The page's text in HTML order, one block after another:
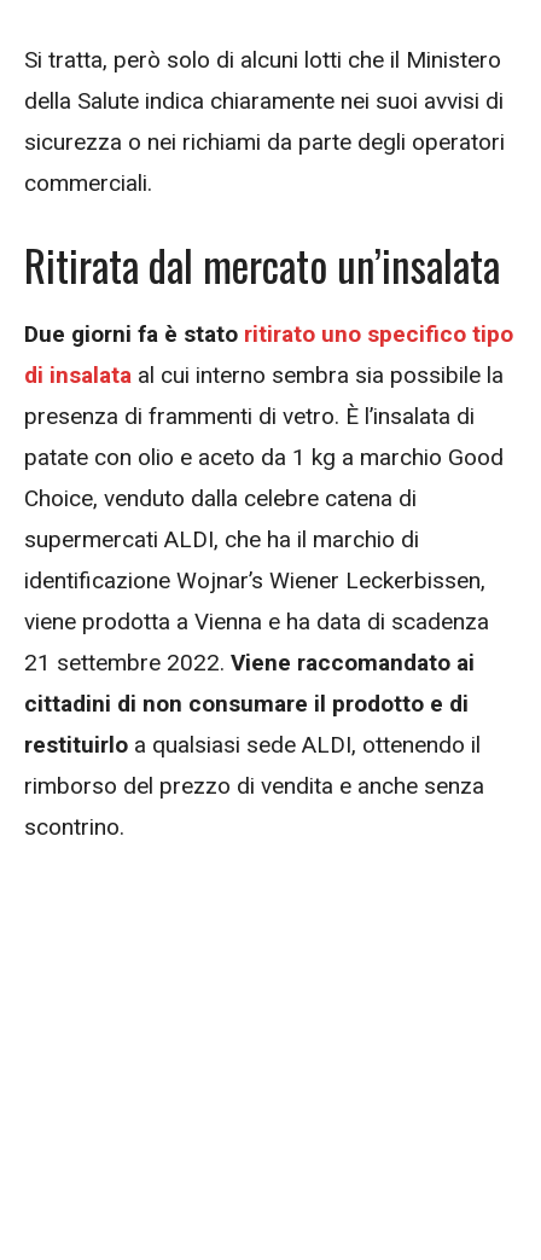
Si tratta, però solo di alcuni lotti che il Ministero
della Salute indica chiaramente nei suoi avvisi di
sicurezza o nei richiami da parte degli operatori
commerciali.
Ritirata dal mercato un’insalata
Due giorni fa è stato ritirato uno specifico tipo
di insalata al cui interno sembra sia possibile la
presenza di frammenti di vetro. È l’insalata di
patate con olio e aceto da 1 kg a marchio Good
Choice, venduto dalla celebre catena di
supermercati ALDI, che ha il marchio di
identificazione Wojnar’s Wiener Leckerbissen,
viene prodotta a Vienna e ha data di scadenza
21 settembre 2022. Viene raccomandato ai
cittadini di non consumare il prodotto e di
restituirlo a qualsiasi sede ALDI, ottenendo il
rimborso del prezzo di vendita e anche senza
scontrino.